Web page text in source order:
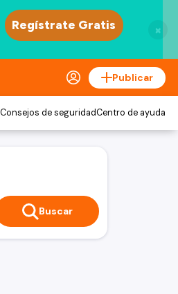
×
Publicar
Consejos de seguridadCentro de ayuda
Buscar